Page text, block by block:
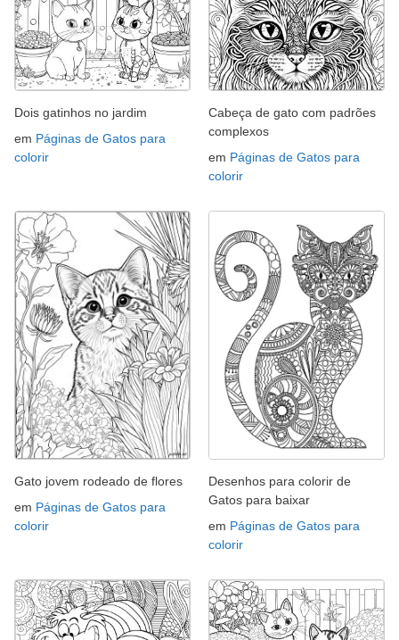
Dois gatinhos no jardim
em Páginas de Gatos para
colorir
Cabeça de gato com padrões
complexos
em Páginas de Gatos para
colorir
Gato jovem rodeado de flores
em Páginas de Gatos para
colorir
Desenhos para colorir de
Gatos para baixar
em Páginas de Gatos para
colorir